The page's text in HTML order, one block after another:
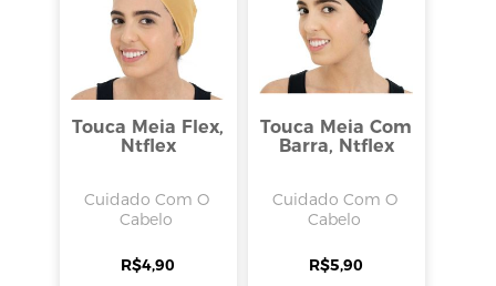
Touca Meia Flex,
Ntflex
Cuidado Com O
Cabelo
R$4,90
Touca Meia Com
Barra, Ntflex
Cuidado Com O
Cabelo
R$5,90